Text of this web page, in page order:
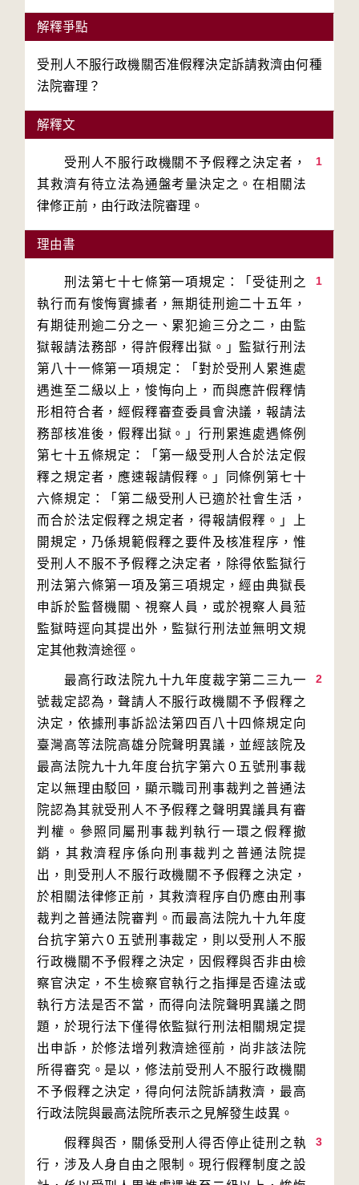
解釋爭點
受刑人不服行政機關否准假釋決定訴請救濟由何種
法院審理？
解釋文
1
受刑人不服行政機關不予假釋之決定者，
其救濟有待立法為通盤考量決定之。在相關法
律修正前，由行政法院審理。
理由書
1
刑法第七十七條第一項規定：「受徒刑之
執行而有悛悔實據者，無期徒刑逾二十五年，
有期徒刑逾二分之一、累犯逾三分之二，由監
獄報請法務部，得許假釋出獄。」監獄行刑法
第八十一條第一項規定：「對於受刑人累進處
遇進至二級以上，悛悔向上，而與應許假釋情
形相符合者，經假釋審查委員會決議，報請法
務部核准後，假釋出獄。」行刑累進處遇條例
第七十五條規定：「第一級受刑人合於法定假
釋之規定者，應速報請假釋。」同條例第七十
六條規定：「第二級受刑人已適於社會生活，
而合於法定假釋之規定者，得報請假釋。」上
開規定，乃係規範假釋之要件及核准程序，惟
受刑人不服不予假釋之決定者，除得依監獄行
刑法第六條第一項及第三項規定，經由典獄長
申訴於監督機關、視察人員，或於視察人員蒞
監獄時逕向其提出外，監獄行刑法並無明文規
2
最高行政法院九十九年度裁字第二三九一
號裁定認為，聲請人不服行政機關不予假釋之
決定，依據刑事訴訟法第四百八十四條規定向
臺灣高等法院高雄分院聲明異議，並經該院及
最高法院九十九年度台抗字第六０五號刑事裁
定以無理由駁回，顯示職司刑事裁判之普通法
院認為其就受刑人不予假釋之聲明異議具有審
判權。參照同屬刑事裁判執行一環之假釋撤
銷，其救濟程序係向刑事裁判之普通法院提
出，則受刑人不服行政機關不予假釋之決定，
於相關法律修正前，其救濟程序自仍應由刑事
裁判之普通法院審判。而最高法院九十九年度
台抗字第六０五號刑事裁定，則以受刑人不服
行政機關不予假釋之決定，因假釋與否非由檢
察官決定，不生檢察官執行之指揮是否違法或
執行方法是否不當，而得向法院聲明異議之問
題，於現行法下僅得依監獄行刑法相關規定提
出申訴，於修法增列救濟途徑前，尚非該法院
所得審究。是以，修法前受刑人不服行政機關
不予假釋之決定，得向何法院訴請救濟，最高
3
假釋與否，關係受刑人得否停止徒刑之執
行，涉及人身自由之限制。現行假釋制度之設